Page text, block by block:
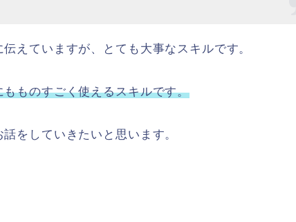
えていますが、とても大事なスキルです。
ものすごく使えるスキルです。
をしていきたいと思います。